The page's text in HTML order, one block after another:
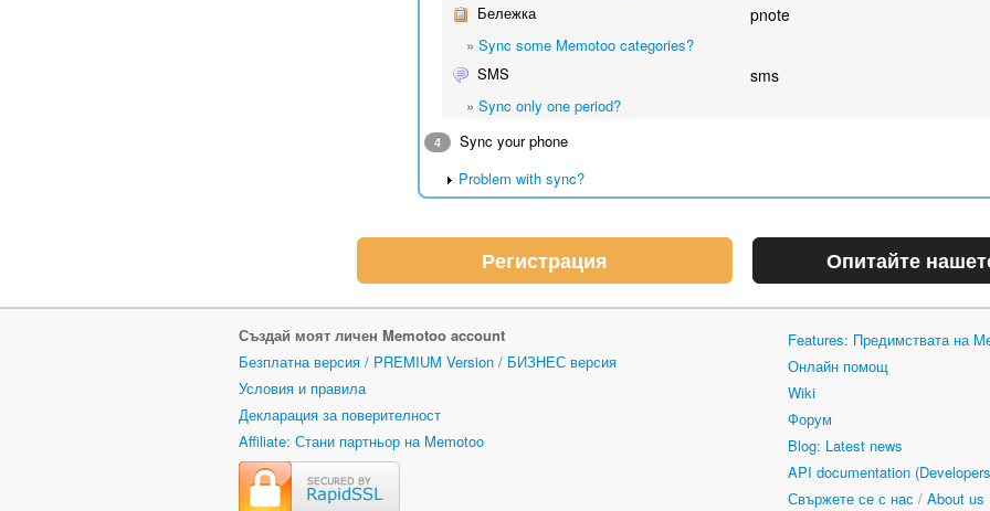
Бележка
pnote
» Sync some Memotoo categories?
SMS
sms
» Sync only one period?
4
Sync your phone
Problem with sync?
Регистрация Опитайте
Създай моят личен Memotoo account
Безплатна версия / PREMIUM Version / БИЗНЕС версия
Условия и правила
Декларация за поверителност
Affiliate: Стани партньор на Memotoo
Features: Предимствата на
Онлайн помощ
Wiki
Форум
Blog: Latest news
API documentation
Свържете се с нас / About us